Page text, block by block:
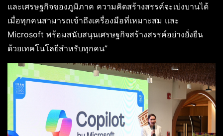
และเศรษฐกิจของภูมิภาค ความคิดสร้างสรรค์จะเบ่งบานได้
เมื่อทุกคนสามารถเข้าถึงเครื่องมือที่เหมาะสม และ
Microsoft พร้อมสนับสนุนเศรษฐกิจสร้างสรรค์อย่างยั่งยืน
ด้วยเทคโนโลยีสำหรับทุกคน”